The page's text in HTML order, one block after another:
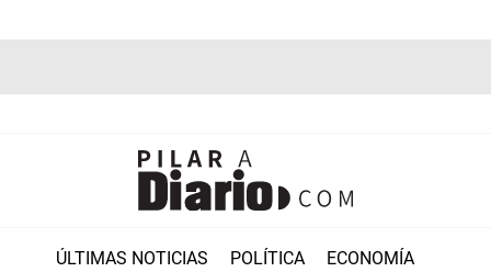
ÚLTIMAS NOTICIAS POLÍTICA ECONOMÍA